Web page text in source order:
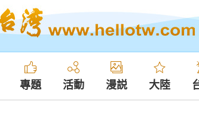
專題 活動 漫説 大陸